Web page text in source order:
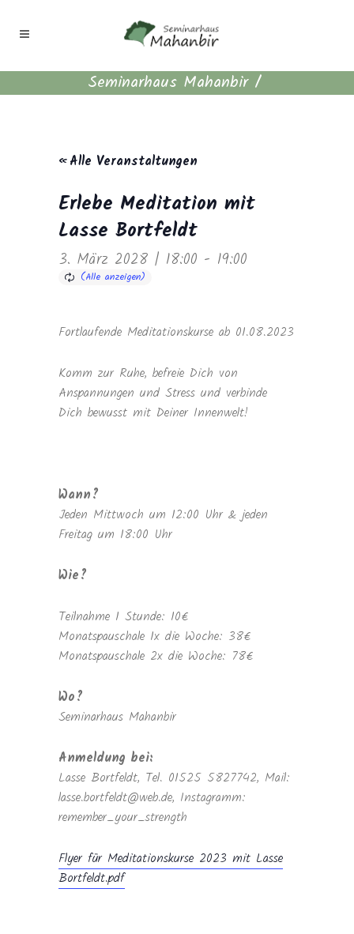
Seminarhaus Mahanbir/
« Alle Veranstaltungen
Erlebe Meditation mit
Lasse Bortfeldt
3. März 2028 | 18:00 - 19:00
Fortlaufende Meditationskurse ab 01.08.2023
Komm zur Ruhe, befreie Dich von
Anspannungen und Stress und verbinde
Dich bewusst mit Deiner Innenwelt!
Wann?
Jeden Mittwoch um 12:00 Uhr & jeden
Freitag um 18:00 Uhr
Wie?
Teilnahme 1 Stunde: 10€
Monatspauschale 1x die Woche: 38€
Monatspauschale 2x die Woche: 78€
Wo?
Seminarhaus Mahanbir
Anmeldung bei:
Lasse Bortfeldt, Tel. 01525 5827742, Mail:
lasse.bortfeldt@web.de, Instagramm:
remember_your_strength
Flyer für Meditationskurse 2023 mit Lasse
Bortfeldt.pdf